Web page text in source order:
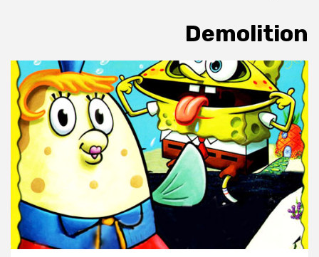
Demolition